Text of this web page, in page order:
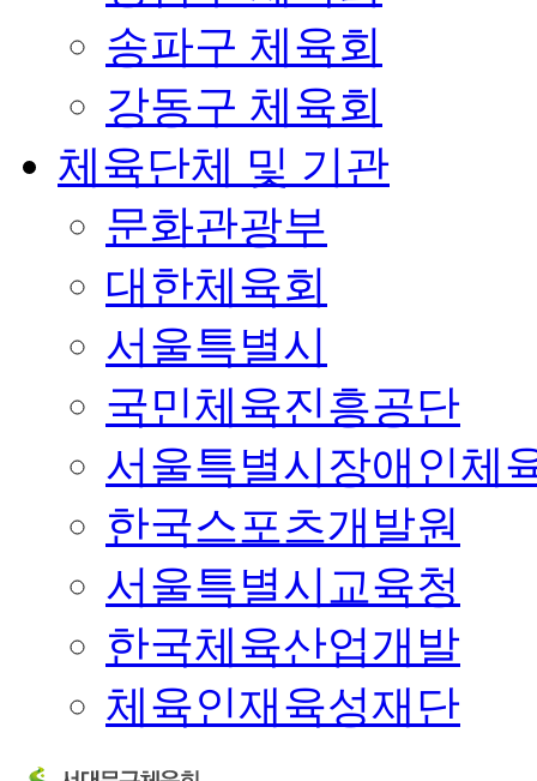
송파구 체육회
강동구 체육회
체육단체 및 기관
문화관광부
대한체육회
서울특별시
국민체육진흥공단
서울특별시장애인체
한국스포츠개발원
서울특별시교육청
한국체육산업개발
체육인재육성재단